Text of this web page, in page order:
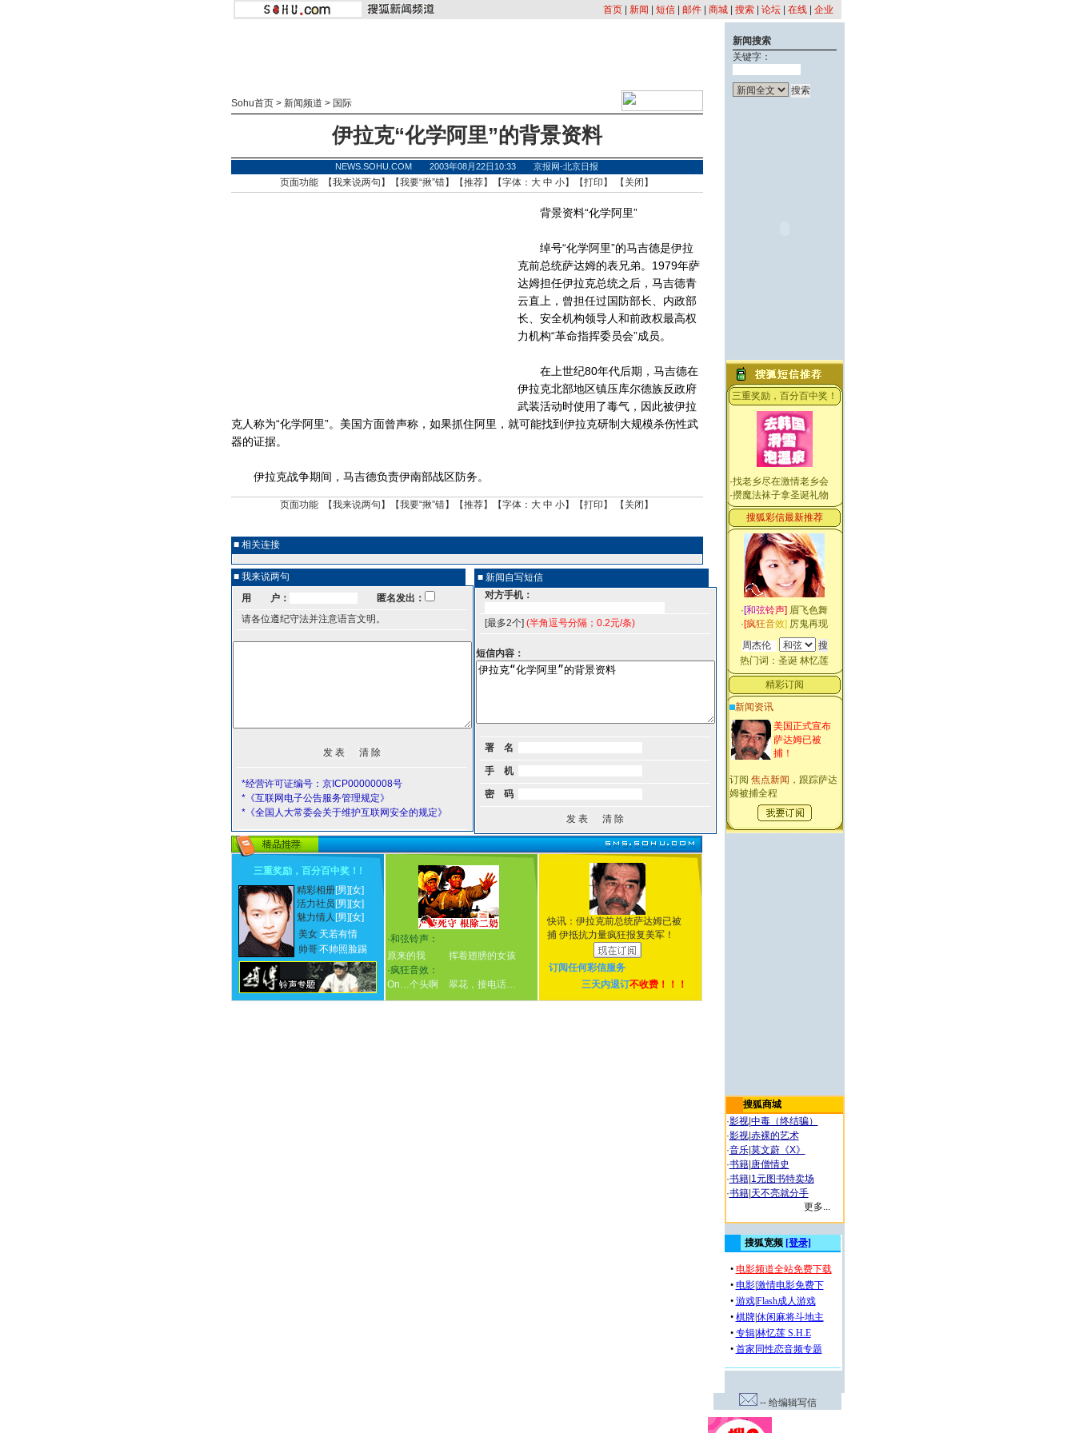
首页 新闻 短信 邮件 商城 搜索 论坛 在线 企业
Sohu首页> 新闻频道 > 国际
伊拉克“化学阿里”的背景资料
NEWS.SOHU.COM 2003年08月22日10:33 京报网-北京日报
页面功能 【我来说两句 】【我要“揪”错】【推荐】【字体： 大 中 小】【打印 】 【 关闭 】
背景资料“化学阿里”
绰号“化学阿里”的马吉德是伊拉
克前总统萨达姆的表兄弟。1979年萨
达姆担任伊拉克总统之后，马吉德青
云直上，曾担任过国防部长、内政部
长、安全机构领导人和前政权最高权
力机构“革命指挥委员会”成员。
在上世纪80年代后期，马吉德在
伊拉克北部地区镇压库尔德族反政府
武装活动时使用了毒气，因此被伊拉
克人称为“化学阿里”。美国方面曾声称，如果抓住阿里，就可能找到伊拉克研制大规模杀伤性武
器的证据。
伊拉克战争期间，马吉德负责伊南部战区防务。
页面功能 【我来说两句 】【我要“揪”错】【推荐】【字体： 大 中 小】【打印 】 【 关闭 】
■ 相关连接
■ 我来说两句
用 户：
匿名发出：
请各位遵纪守法并注意语言文明。
*经营许可证编号：京ICP00000008号
*《互联网电子公告服务管理规定》
*《全国人大常委会关于维护互联网安全的规定》
■ 新闻自写短信
对方手机：
[最多2个] (半角逗号分隔；0.2元/条)
短信内容：
署 名
手 机
密 码
三重奖励，百分百中奖！ !
精彩相册[男] [女]
活力社员 [男] [女]
魅力情人 [男] [女]
美女 天若有情
帅哥不帅照脸踢
·和弦铃声：
原来的我
挥着翅膀的女孩
·疯狂音效：
On…个头啊
翠花，接电话…
快讯：伊拉克前总统萨达姆已被
捕 伊抵抗力量疯狂报复美军！
订阅任何彩信服务
三天内退订不收费！！！
新闻搜索
关键字：
三重奖励，百分百中奖！
·找老乡尽在激情老乡会
·攒魔法袜子拿圣诞礼物
搜狐彩信最新推荐
·[和弦铃声] 眉飞色舞
·[疯狂音效] 厉鬼再现
热门词： 圣诞 林忆莲
精彩订阅
新闻资讯
美国正式宣布
萨达姆已被
捕！
订阅 焦点新闻 ，跟踪萨达
姆被捕全程
搜狐商城
·影视| 中毒（终结骗）
·影视| 赤裸的艺术
·音乐| 莫文蔚《X》
·书籍| 唐僧情史
·书籍| 1元图书特卖场
·书籍| 天不亮就分手
更多...
-- 给编辑写信